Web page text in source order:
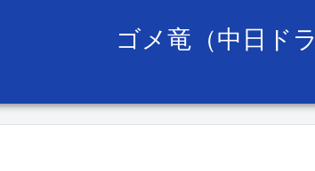
ゴメ竜（中日ド